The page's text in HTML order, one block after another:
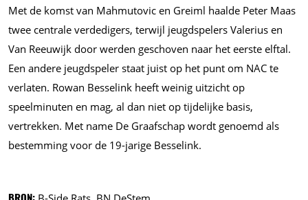
Met de komst van Mahmutovic en Greiml haalde Peter Maas
twee centrale verdedigers, terwijl jeugdspelers Valerius en
Van Reeuwijk door werden geschoven naar het eerste elftal.
Een andere jeugdspeler staat juist op het punt om NAC te
verlaten. Rowan Besselink heeft weinig uitzicht op
speelminuten en mag, al dan niet op tijdelijke basis,
vertrekken. Met name De Graafschap wordt genoemd als
bestemming voor de 19-jarige Besselink.